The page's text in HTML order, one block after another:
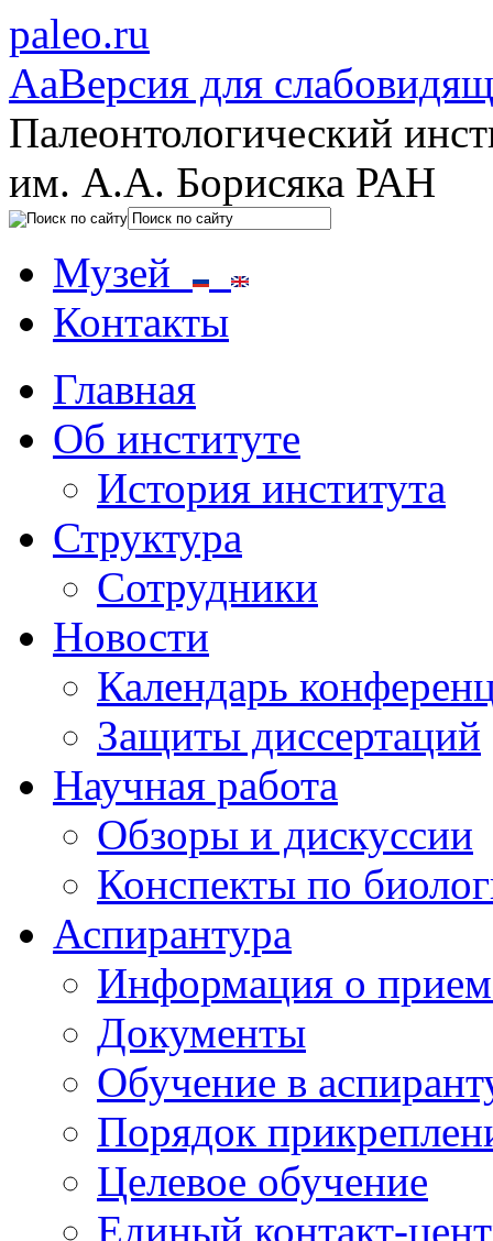
paleo.ru
AaВерсия для
Палеонтологический
им. А.А. Борисяка РАН
Музей
Контакты
Главная
Об институте
История института
Структура
Сотрудники
Новости
Календарь
Защиты диссертаций
Научная работа
Обзоры и дискуссии
Конспекты по
Аспирантура
Информация о
Документы
Обучение в
Порядок
Целевое обучение
Единый контакт-